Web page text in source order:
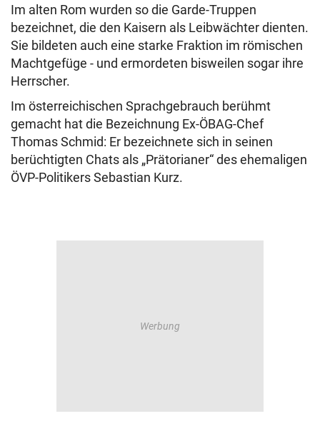
Im alten Rom wurden so die Garde-Truppen
bezeichnet, die den Kaisern als Leibwächter dienten.
Sie bildeten auch eine starke Fraktion im römischen
Machtgefüge - und ermordeten bisweilen sogar ihre
Herrscher.
Im österreichischen Sprachgebrauch berühmt
gemacht hat die Bezeichnung Ex-ÖBAG-Chef
Thomas Schmid: Er bezeichnete sich in seinen
berüchtigten Chats als „Prätorianer“ des ehemaligen
ÖVP-Politikers Sebastian Kurz.